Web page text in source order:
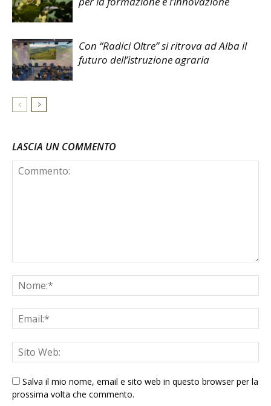
Con “Radici Oltre” si ritrova ad Alba il
futuro dell’istruzione agraria
LASCIA UN COMMENTO
Salva il mio nome, email e sito web in questo browser per la
prossima volta che commento.